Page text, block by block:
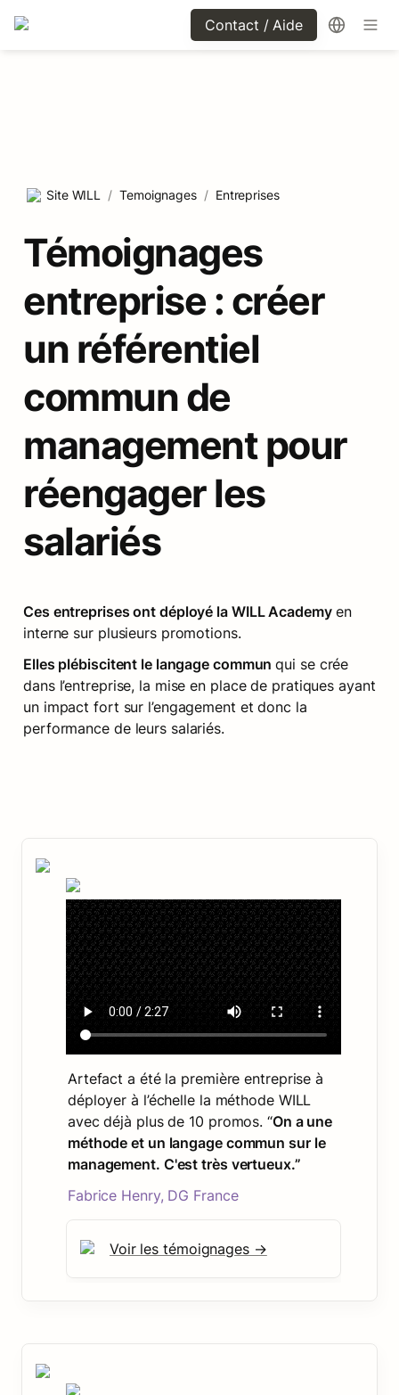
Contact / Aide
Site WILL / Temoignages / Entreprises
Témoignages
entreprise : créer
un référentiel
commun de
management pour
réengager les
salariés
Ces entreprises ont déployé la WILL Academy en
interne sur plusieurs promotions.
Elles plébiscitent le langage commun qui se crée
dans l’entreprise, la mise en place de pratiques ayant
un impact fort sur l’engagement et donc la
performance de leurs salariés.
Artefact a été la première entreprise à
déployer à l’échelle la méthode WILL
avec déjà plus de 10 promos. “On a une
méthode et un langage commun sur le
management. C'est très vertueux.”
Fabrice Henry, DG France
Voir les témoignages →